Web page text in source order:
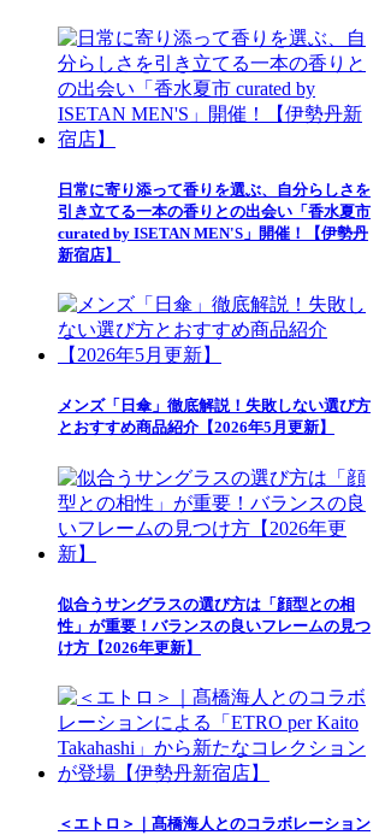
日常に寄り添って香りを選ぶ、自分らしさを
引き立てる一本の香りとの出会い「香水夏市
curated by ISETAN MEN'S」開催！【伊勢丹
新宿店】
メンズ「日傘」徹底解説！失敗しない選び方
とおすすめ商品紹介【2026年5月更新】
似合うサングラスの選び方は「顔型との相
性」が重要！バランスの良いフレームの見つ
け方【2026年更新】
＜エトロ＞｜髙橋海人とのコラボレーション